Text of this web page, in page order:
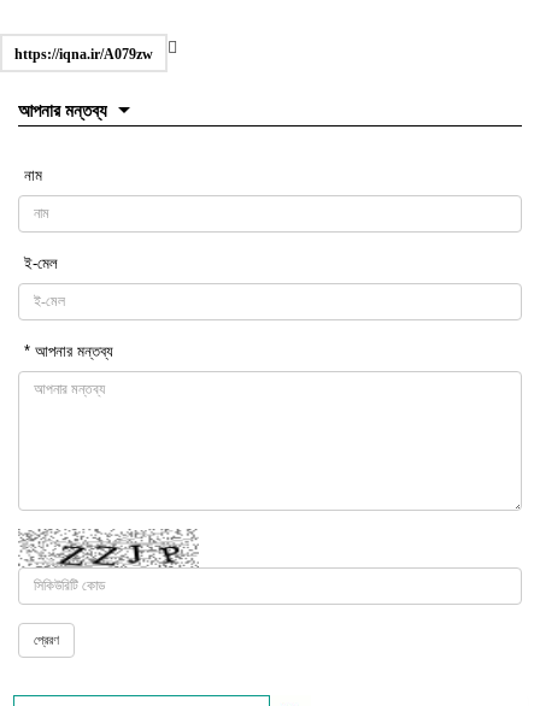
https://iqna.ir/A079zw
আপনার মন্তব্য
নাম
ই-মেল
* আপনার মন্তব্য